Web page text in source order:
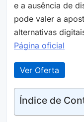
e a ausência de
pode valer a
alternativas
Página oficial
Ver Oferta
Índice de